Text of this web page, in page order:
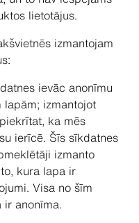
lietotājus.
izmantojam
ievāc anonīmu
izmantojot
ka mēs
ierīcē. Šīs sīkdatnes
izmanto
kura lapa ir
Visa no šīm
anonīma.